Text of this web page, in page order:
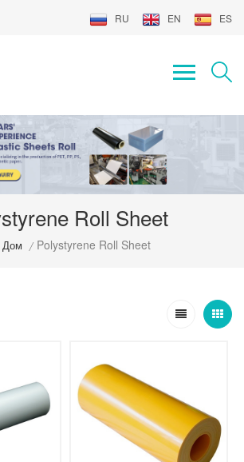
RU EN ES
Roll Sheet
Дом / Polystyrene Roll Sheet